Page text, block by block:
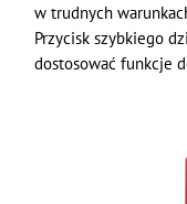
w trudnych
Przycisk szybkiego
dostosować funkcje